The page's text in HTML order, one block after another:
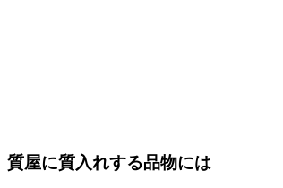
質屋に質入れする品物には